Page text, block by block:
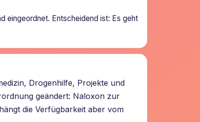
eingeordnet. Entscheidend ist: Es geht
Drogenhilfe, Projekte und
geändert: Naloxon zur
die Verfügbarkeit aber vom